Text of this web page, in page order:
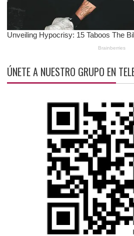
ÚNETE A NUESTRO GRUPO EN